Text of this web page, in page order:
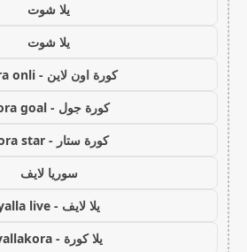
يلا شوت
يلا شوت
كورة اون لاين - kora onli
كورة جول - kora goal
كورة ستار - kora star
سوريا لايف
يلا لايف - yalla live
يلا كورة - yallakora